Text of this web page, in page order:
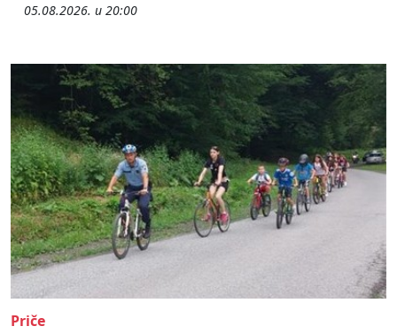
05.08.2026. u 20:00
Priče